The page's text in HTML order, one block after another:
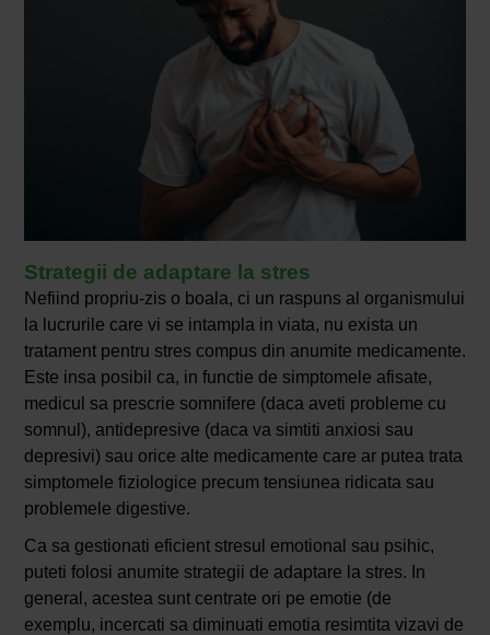
Strategii de adaptare la stres
Nefiind propriu-zis o boala, ci un raspuns al organismului
la lucrurile care vi se intampla in viata, nu exista un
tratament pentru stres compus din anumite medicamente.
Este insa posibil ca, in functie de simptomele afisate,
medicul sa prescrie somnifere (daca aveti probleme cu
somnul), antidepresive (daca va simtiti anxiosi sau
depresivi) sau orice alte medicamente care ar putea trata
simptomele fiziologice precum tensiunea ridicata sau
problemele digestive.
Ca sa gestionati eficient stresul emotional sau psihic,
puteti folosi anumite strategii de adaptare la stres. In
general, acestea sunt centrate ori pe emotie (de
exemplu, incercati sa diminuati emotia resimtita vizavi de